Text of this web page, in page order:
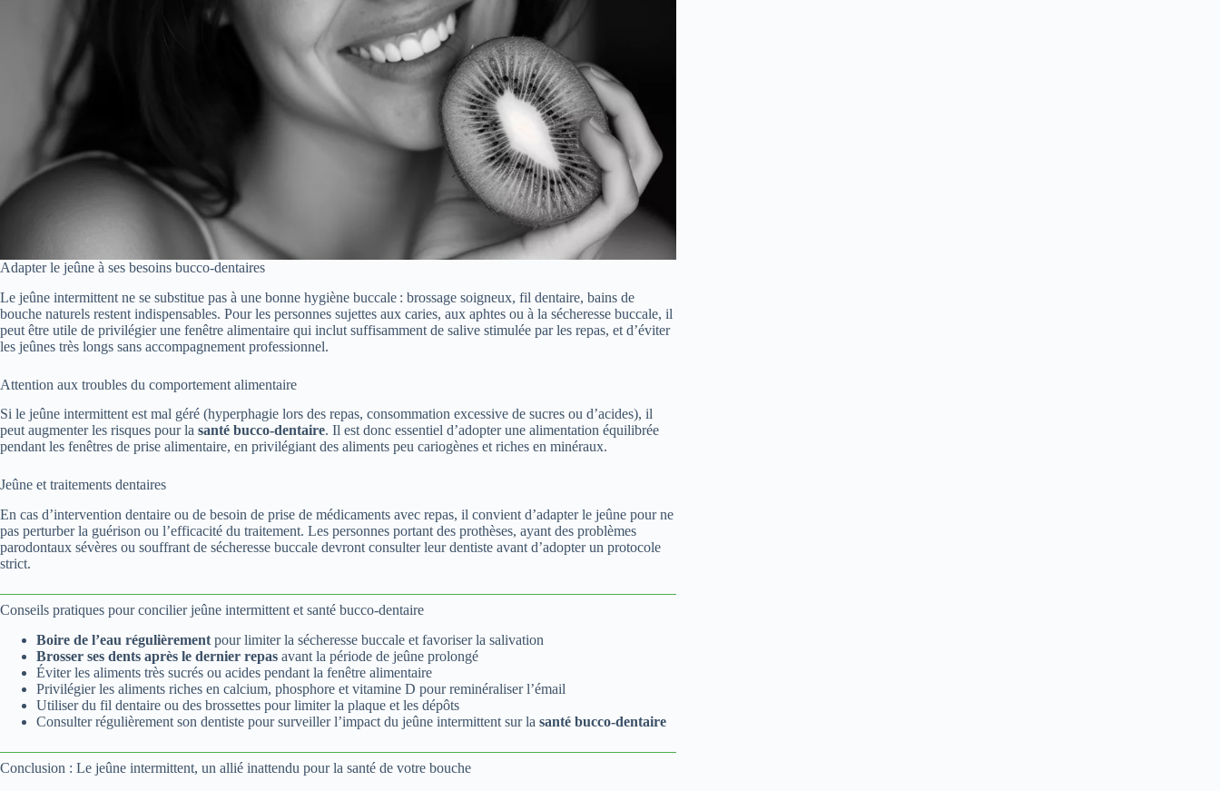
Adapter le jeûne à ses besoins bucco-dentaires
Le jeûne intermittent ne se substitue pas à une bonne hygiène buccale : brossage soigneux, fil dentaire, bains de
bouche naturels restent indispensables. Pour les personnes sujettes aux caries, aux aphtes ou à la sécheresse buccale, il
peut être utile de privilégier une fenêtre alimentaire qui inclut suffisamment de salive stimulée par les repas, et d’éviter
les jeûnes très longs sans accompagnement professionnel.
Attention aux troubles du comportement alimentaire
Si le jeûne intermittent est mal géré (hyperphagie lors des repas, consommation excessive de sucres ou d’acides), il
peut augmenter les risques pour la santé bucco-dentaire. Il est donc essentiel d’adopter une alimentation équilibrée
pendant les fenêtres de prise alimentaire, en privilégiant des aliments peu cariogènes et riches en minéraux.
Jeûne et traitements dentaires
En cas d’intervention dentaire ou de besoin de prise de médicaments avec repas, il convient d’adapter le jeûne pour ne
pas perturber la guérison ou l’efficacité du traitement. Les personnes portant des prothèses, ayant des problèmes
parodontaux sévères ou souffrant de sécheresse buccale devront consulter leur dentiste avant d’adopter un protocole
strict.
Conseils pratiques pour concilier jeûne intermittent et santé bucco-dentaire
Boire de l’eau régulièrement pour limiter la sécheresse buccale et favoriser la salivation
Brosser ses dents après le dernier repas avant la période de jeûne prolongé
Éviter les aliments très sucrés ou acides pendant la fenêtre alimentaire
Privilégier les aliments riches en calcium, phosphore et vitamine D pour reminéraliser l’émail
Utiliser du fil dentaire ou des brossettes pour limiter la plaque et les dépôts
Consulter régulièrement son dentiste pour surveiller l’impact du jeûne intermittent sur la santé bucco-dentaire
Conclusion : Le jeûne intermittent, un allié inattendu pour la santé de votre bouche